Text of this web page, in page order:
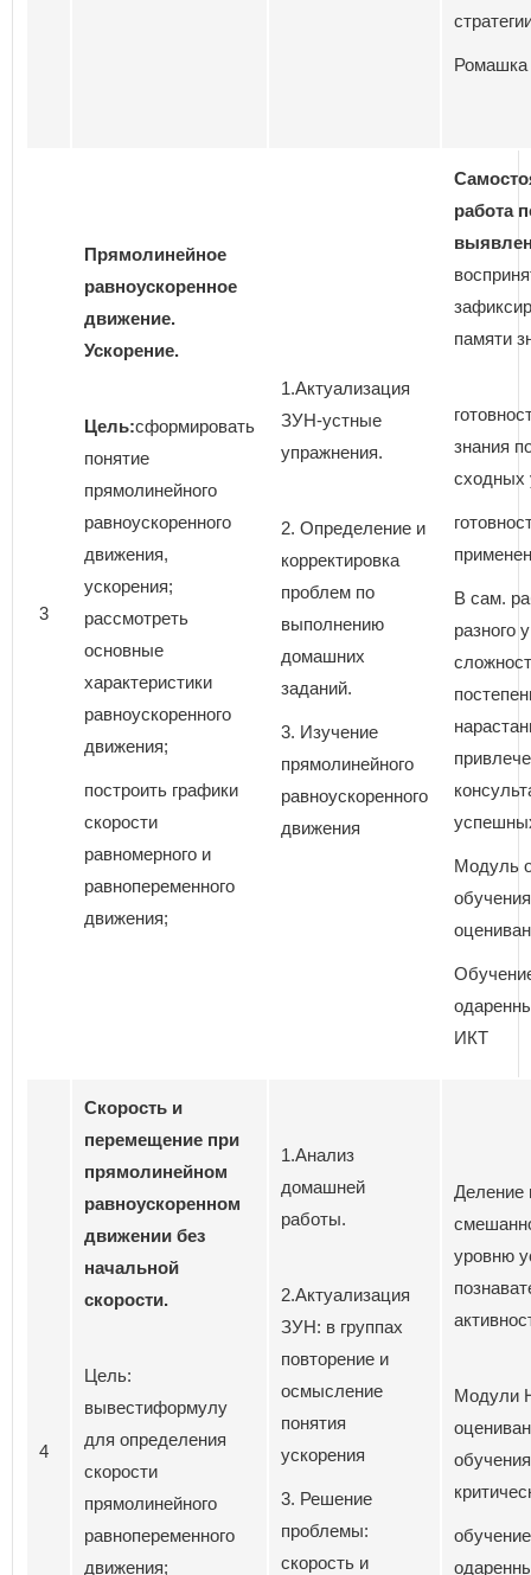
3
Прямолинейное
равноускоренное
движение.
Ускорение.
Цель:сформировать
понятие
прямолинейного
равноускоренного
движения,
ускорения;
рассмотреть
основные
характеристики
равноускоренного
движения;
построить графики
скорости
равномерного и
равнопеременного
движения;
1.Актуализация
ЗУН-устные
упражнения.
2. Определение и
корректировка
проблем по
выполнению
домашних
заданий.
3. Изучение
прямолинейного
равноускоренного
движения
работа
памяти
знания
сходных
В сам.
разного
Модуль
ИКТ
4
Скорость и
перемещение при
прямолинейном
равноускоренном
движении без
начальной
скорости.
Цель:
вывестиформулу
для определения
скорости
прямолинейного
равнопеременного
движения;
1.Анализ
домашней
работы.
2.Актуализация
ЗУН: в группах
повторение и
осмысление
понятия
ускорения
3. Решение
проблемы:
скорость и
Деление
уровню
Модули